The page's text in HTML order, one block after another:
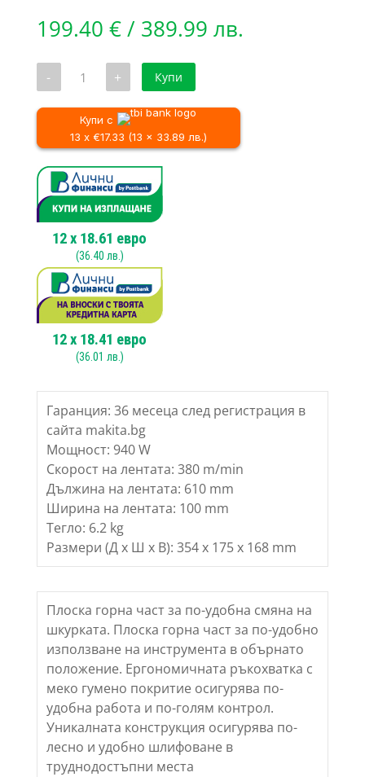
199.40 €/ 389.99 лв.
- количество
Електрически
лентов
шлайф
Makita
M9400,
940W
+ Купи
Купи с
13 x €17.33 (13 x 33.89 лв.)
12x 18.61 евро
(36.40 лв.)
12x 18.41 евро
(36.01 лв.)
Гаранция: 36 месеца след регистрация в
сайта makita.bg
Мощност: 940 W
Скорост на лентата: 380 m/min
Дължина на лентата: 610 mm
Ширина на лентата: 100 mm
Тегло: 6.2 kg
Размери (Д х Ш х В): 354 x 175 x 168 mm
Плоска горна част за по-удобна смяна на
шкурката. Плоска горна част за по-удобно
използване на инструмента в обърнато
положение. Ергономичната ръкохватка с
меко гумено покритие осигурява по-
удобна работа и по-голям контрол.
Уникалната конструкция осигурява по-
лесно и удобно шлифоване в
труднодостъпни места